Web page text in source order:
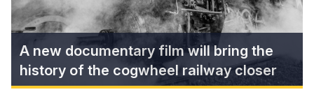
A new documentary film will bring the
history of the cogwheel railway closer